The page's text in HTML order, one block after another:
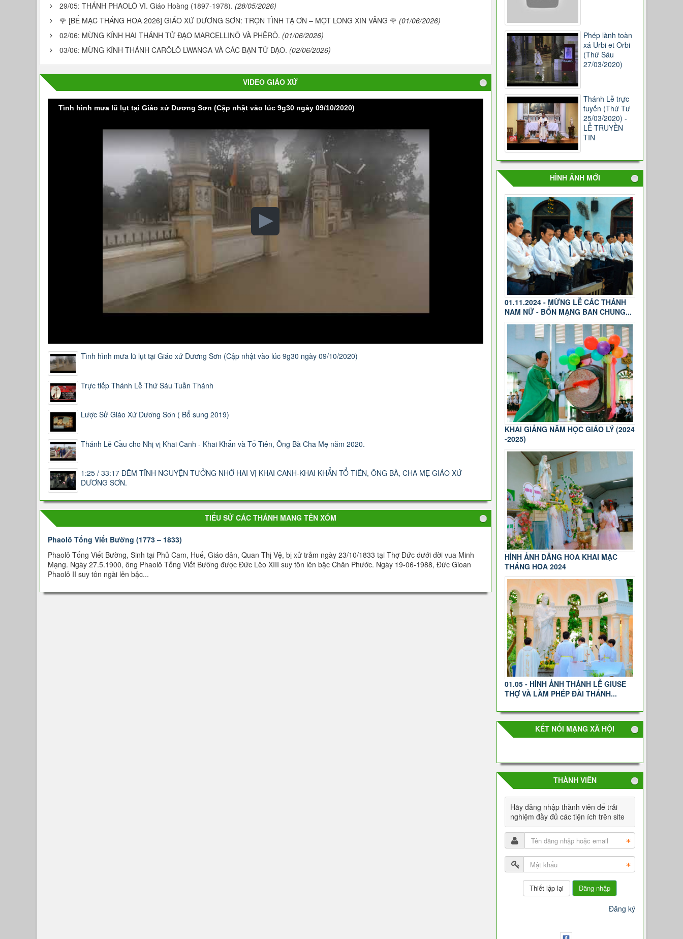
29/05: THÁNH PHAOLÔ VI. Giáo Hoàng (1897-1978). (28/05/2026)
🌹 [BẾ MẠC THÁNG HOA 2026] GIÁO XỨ DƯƠNG SƠN: TRỌN TÌNH TẠ ƠN – MỘT LÒNG XIN VÂNG 🌹 (01/06/2026)
02/06: MỪNG KÍNH HAI THÁNH TỬ ĐẠO MARCELLINÔ VÀ PHÊRÔ. (01/06/2026)
03/06: MỪNG KÍNH THÁNH CARÔLÔ LWANGA VÀ CÁC BẠN TỬ ĐẠO. (02/06/2026)
VIDEO GIÁO XỨ
Tình hình mưa lũ lụt tại Giáo xứ Dương Sơn (Cập nhật vào lúc 9g30 ngày 09/10/2020)
Tình hình mưa lũ lụt tại Giáo xứ Dương Sơn (Cập nhật vào lúc 9g30 ngày 09/10/2020)
Trực tiếp Thánh Lễ Thứ Sáu Tuần Thánh
Lược Sử Giáo Xứ Dương Sơn ( Bổ sung 2019)
Thánh Lễ Cầu cho Nhị vị Khai Canh - Khai Khẩn và Tổ Tiên, Ông Bà Cha Mẹ năm 2020.
1:25 / 33:17 ĐÊM TĨNH NGUYỆN TƯỞNG NHỚ HAI VỊ KHAI CANH-KHAI KHẨN TỔ TIÊN, ÔNG BÀ, CHA MẸ GIÁO XỨ
DƯƠNG SƠN.
TIỂU SỬ CÁC THÁNH MANG TÊN XÓM
Phaolô Tống Viết Bường (1773 – 1833)
Phaolô Tống Viết Bường, Sinh tại Phủ Cam, Huế, Giáo dân, Quan Thị Vệ, bị xử trảm ngày 23/10/1833 tại Thợ Ðức dưới đời vua Minh
Mạng. Ngày 27.5.1900, ông Phaolô Tống Viết Bường được Đức Lêo XIII suy tôn lên bậc Chân Phước. Ngày 19-06-1988, Đức Gioan
Phaolô II suy tôn ngài lên bậc...
Phép lành toàn
xá Urbi et Orbi
(Thứ Sáu
27/03/2020)
Thánh Lễ trực
tuyến (Thứ Tư
25/03/2020) -
LỄ TRUYỀN
TIN
HÌNH ẢNH MỚI
01.11.2024 - MỪNG LỄ CÁC THÁNH
NAM NỮ - BỔN MẠNG BAN CHUNG...
KHAI GIẢNG NĂM HỌC GIÁO LÝ (2024
-2025)
HÌNH ẢNH DÂNG HOA KHAI MẠC
THÁNG HOA 2024
01.05 - HÌNH ẢNH THÁNH LỄ GIUSE
THỢ VÀ LÀM PHÉP ĐÀI THÁNH...
KẾT NỐI MẠNG XÃ HỘI
THÀNH VIÊN
Hãy đăng nhập thành viên để trải
nghiệm đầy đủ các tiện ích trên site
Đăng nhập
Đăng ký